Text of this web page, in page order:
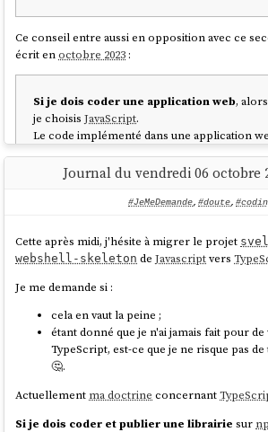
Ce conseil entre aussi en opposition avec ce
écrit enoctobre 2023 :
Si je dois coder une application web,
je choisisJavaScript.
Le code implémenté dans une application
conséquent, je ne trouve pas très important
pense qu'à petite taille, l'effort ne vaut pas la
même base code 🤔.
Généralement, le code d'une
simple, beaucoup de
boilerplate code de typage
types, d'ajouter le typage dans le
compensé par les fonctionnalités de
Journal du vendredi 06 octobre
#JeMeDemande, #doute,
Cette après midi, j'hésite à migrer le projet
webshell-skeleton deJavascriptvers
Je me demande si :
cela en vaut la peine ;
étant donné que je n'ai jamais fait pour
TypeScript, est-ce que je ne risque pas
🤔.
Actuellement ma doctrine concernant
Si je dois coder et publier une librairie sur